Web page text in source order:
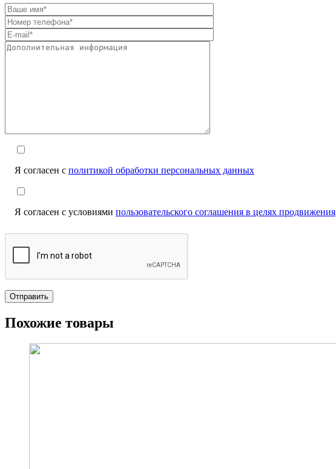
Я согласен с политикой обработки персональных данных
Я согласен с условиями пользовательского соглашения в целях продвижения
Похожие товары